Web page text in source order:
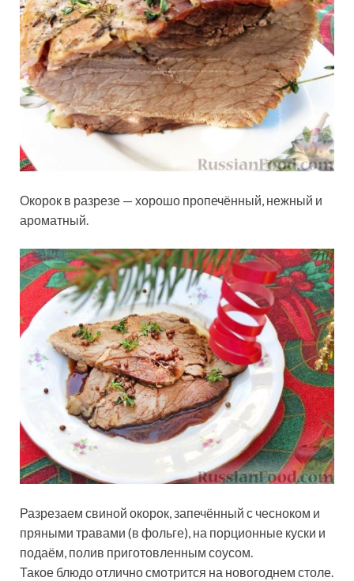
Окорок в разрезе — хорошо пропечённый, нежный и
ароматный.
Разрезаем свиной окорок, запечённый с чесноком и
пряными травами (в фольге), на порционные куски и
подаём, полив приготовленным соусом.
Такое блюдо отлично смотрится на новогоднем столе.